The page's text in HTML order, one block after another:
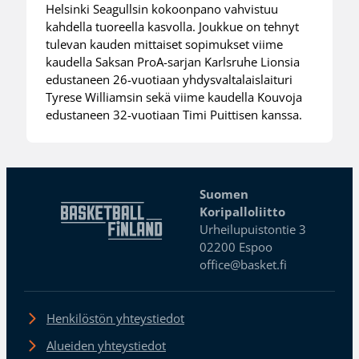
Helsinki Seagullsin kokoonpano vahvistuu
kahdella tuoreella kasvolla. Joukkue on tehnyt
tulevan kauden mittaiset sopimukset viime
kaudella Saksan ProA-sarjan Karlsruhe Lionsia
edustaneen 26-vuotiaan yhdysvaltalaislaituri
Tyrese Williamsin sekä viime kaudella Kouvoja
edustaneen 32-vuotiaan Timi Puittisen kanssa.
Suomen
Koripalloliitto
Urheilupuistontie 3
02200 Espoo
office@basket.fi
Henkilöstön yhteystiedot
Alueiden yhteystiedot